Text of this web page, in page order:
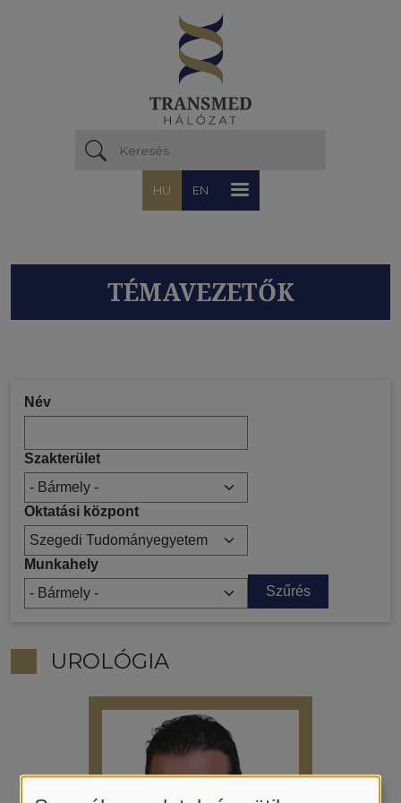
HU EN
TÉMAVEZETŐK
Név
Szakterület
Oktatási központ
Munkahely
UROLÓGIA